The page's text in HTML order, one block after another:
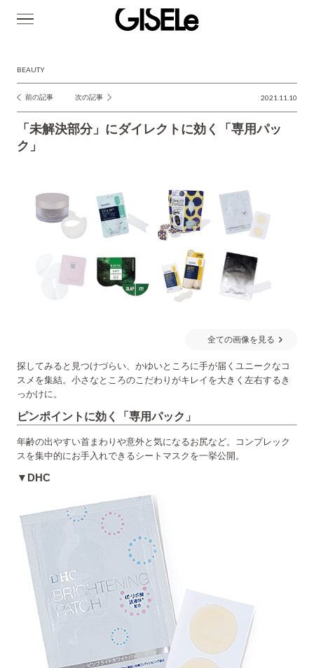
BEAUTY
投
稿
ナ
前の記事 次の記事 2021.11.10
「未解決部分」にダイレクトに効く「専用パッ
ク」
全ての画像を見る
探してみると見つけづらい、かゆいところに手が届くユニークなコ
スメを集結。小さなところのこだわりがキレイを大きく左右するき
っかけに。
ピンポイントに効く「専用パック」
年齢の出やすい首まわりや意外と気になるお尻など。コンプレック
スを集中的にお手入れできるシートマスクを一挙公開。
▼DHC